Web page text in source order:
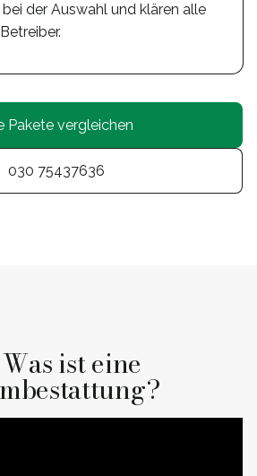
der Auswahl und klären alle
Pakete vergleichen
030 75437636
ist eine